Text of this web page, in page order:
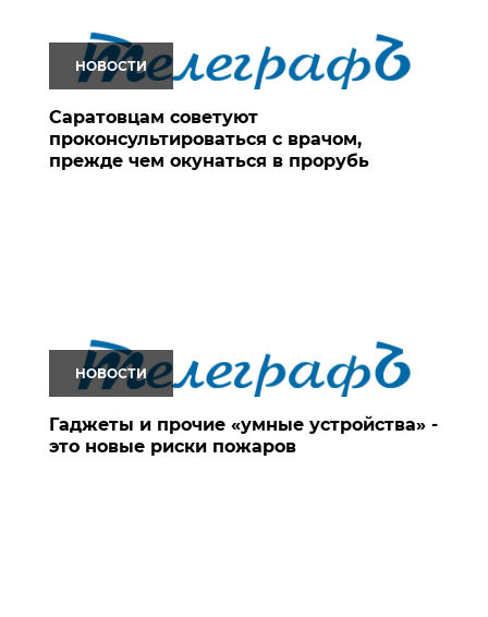
НОВОСТИ
Саратовцам советуют
проконсультироваться с врачом,
прежде чем окунаться в прорубь
НОВОСТИ
Гаджеты и прочие «умные устройства» -
это новые риски пожаров